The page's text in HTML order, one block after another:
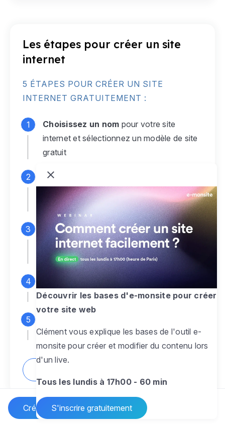
Créer un site Internet
Les étapes pour créer un site
internet
5 ÉTAPES POUR CRÉER UN SITE
INTERNET GRATUITEMENT :
Choisissez un nom pour votre site
internet et sélectionnez un modèle de site
gratuit
Connectez-vous
monsite gratuit pour accéder à votre
espace d'administration
Personnalisez entièrement le
designpour créer un site web sur-mesure,
à votre image
Ajoutez des pagessans limite pour
présenter votre activité, votre passion
pour rendre votre site dynamique
Découvrir les bases d'e-monsite pour créer
votre site web
Clément vous explique les bases de l'outil e-
monsite pour créer et modifier du contenu lors
d'un live.
Tous les lundis à 17h00 - 60 min
S'inscrire gratuitement